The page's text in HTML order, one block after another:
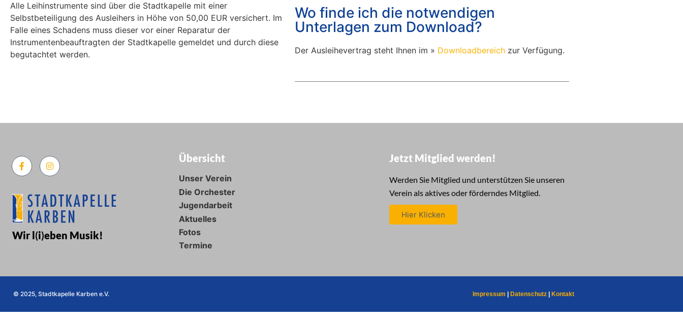
Alle Leihinstrumente sind über die Stadtkapelle mit einer
Selbstbeteiligung des Ausleihers in Höhe von 50,00 EUR versichert. Im
Falle eines Schadens muss dieser vor einer Reparatur der
Instrumentenbeauftragten der Stadtkapelle gemeldet und durch diese
begutachtet werden.
Wo finde ich die notwendigen
Unterlagen zum Download?
Der Ausleihevertrag steht Ihnen im » Downloadbereich zur Verfügung.
Wir l(i)eben Musik!
Übersicht
Unser Verein
Die Orchester
Jugendarbeit
Aktuelles
Fotos
Termine
Jetzt Mitglied werden!
Werden Sie Mitglied und unterstützen Sie unseren
Verein als aktives oder förderndes Mitglied.
Hier Klicken
© 2025, Stadtkapelle Karben e.V. Impressum | Datenschutz | Kontakt